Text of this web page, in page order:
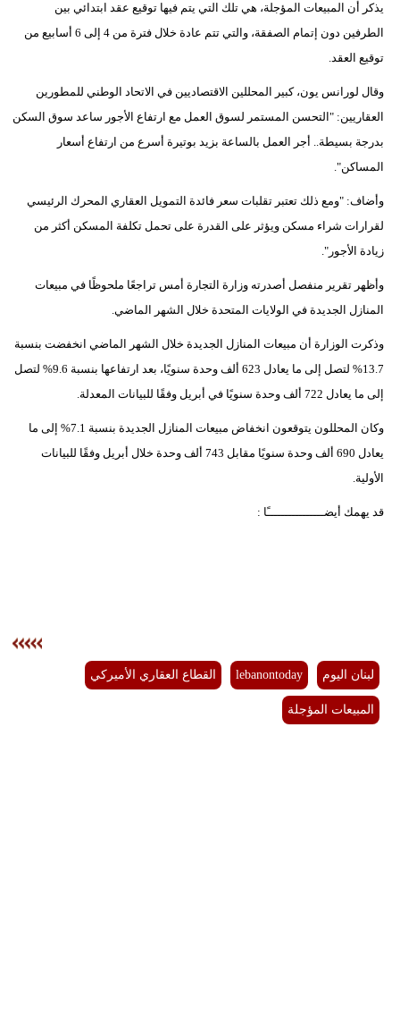
فيديو
يذكر أن المبيعات المؤجلة، هي تلك التي يتم فيها توقيع عقد ابتدائي بين
الطرفين دون إتمام الصفقة، والتي تتم عادة خلال فترة من 4 إلى 6 أسابيع من
توقيع العقد.
وقال لورانس يون، كبير المحللين الاقتصاديين في الاتحاد الوطني للمطورين
العقاريين: "التحسن المستمر لسوق العمل مع ارتفاع الأجور ساعد سوق السكن
بدرجة بسيطة.. أجر العمل بالساعة بزيد بوتيرة أسرع من ارتفاع أسعار
المساكن".
وأضاف: "ومع ذلك تعتبر تقلبات سعر فائدة التمويل العقاري المحرك الرئيسي
لقرارات شراء مسكن ويؤثر على القدرة على تحمل تكلفة المسكن أكثر من
زيادة الأجور".
وأظهر تقرير منفصل أصدرته وزارة التجارة أمس تراجعًا ملحوظًا في مبيعات
المنازل الجديدة في الولايات المتحدة خلال الشهر الماضي.
وذكرت الوزارة أن مبيعات المنازل الجديدة خلال الشهر الماضي انخفضت بنسبة
13.7% لتصل إلى ما يعادل 623 ألف وحدة سنويًا، بعد ارتفاعها بنسبة 9.6% لتصل
إلى ما يعادل 722 ألف وحدة سنويًا في أبريل وفقًا للبيانات المعدلة.
وكان المحللون يتوقعون انخفاض مبيعات المنازل الجديدة بنسبة 7.1% إلى ما
يعادل 690 ألف وحدة سنويًا مقابل 743 ألف وحدة خلال أبريل وفقًا للبيانات
الأولية.
قد يهمك أيضــــــــــــــــًا :
لبنان اليوم lebanontoday القطاع العقاري الأميركي
المبيعات المؤجلة